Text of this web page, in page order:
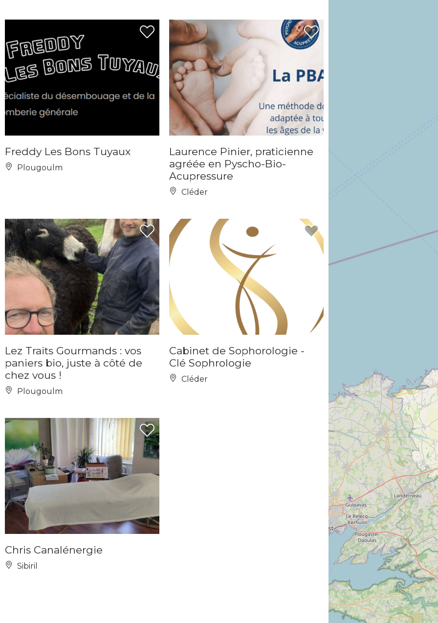
Freddy Les Bons Tuyaux
Plougoulm
Laurence Pinier, praticienne
agréée en Pyscho-Bio-
Acupressure
Cléder
Lez Traits Gourmands : vos
paniers bio, juste à côté de
chez vous !
Plougoulm
Cabinet de Sophorologie -
Clé Sophrologie
Cléder
Chris Canalénergie
Sibiril